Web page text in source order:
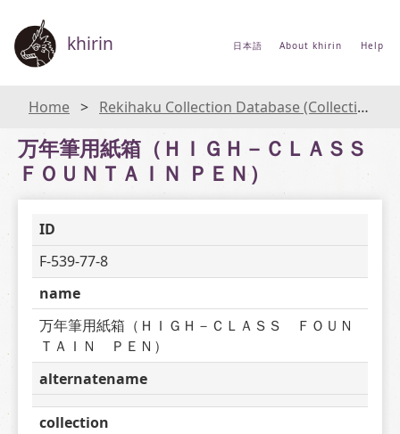
khirin 日本語 About khirin Help
Home Rekihaku Collection Database (Collections Database of the National Museum of Japanese History)
万年筆用紙箱（ＨＩＧＨ－ＣＬＡＳＳ
ＦＯＵＮＴＡＩＮ ＰＥＮ）
ID
F-539-77-8
name
万年筆用紙箱（ＨＩＧＨ－ＣＬＡＳＳ　ＦＯＵＮ
ＴＡＩＮ　ＰＥＮ）
alternatename
collection